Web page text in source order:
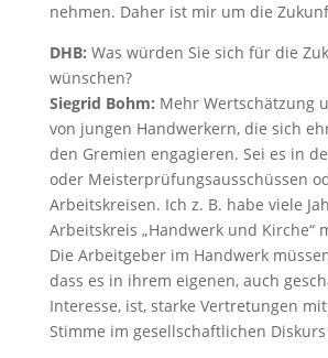
nehmen. Daher ist mir um die
DHB: Was würden Sie sich für die
wünschen?
Siegrid Bohm: Mehr Wertschätzung
von jungen Handwerkern, die sich
den Gremien engagieren. Sei es in
oder Meisterprüfungsausschüssen
Arbeitskreisen. Ich z. B. habe viele
Arbeitskreis „Handwerk und Kirche“
Die Arbeitgeber im Handwerk
dass es in ihrem eigenen, auch
Interesse, ist, starke Vertretungen
Stimme im gesellschaftlichen